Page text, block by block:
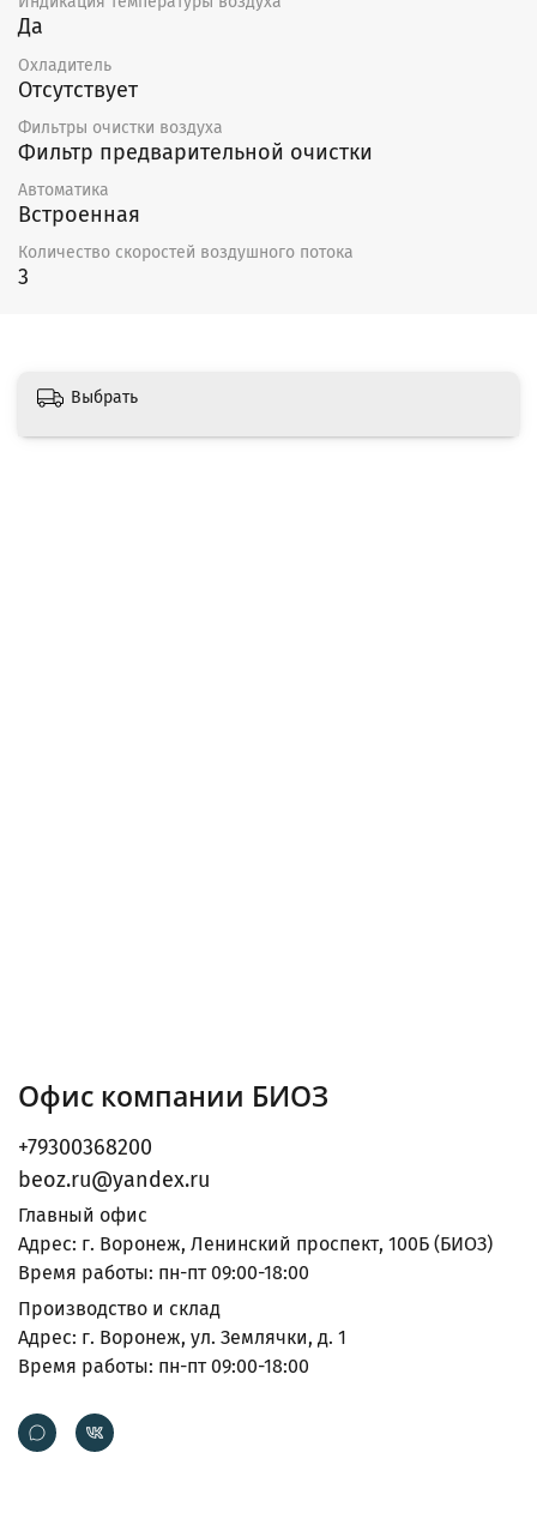
нельзя применять острые предметы
давлением;
нельзя погружать двигатель в воду или другую
Подшипники в случае повреждения подлежат замене.
Гарантия — 12 месяцев
Да
Охладитель
Отсутствует
Фильтры очистки воздуха
Фильтр предварительной очистки
Автоматика
Встроенная
Количество скоростей воздушного потока
3
Выбрать
Офис компании БИОЗ
+79300368200
beoz.ru@yandex.ru
Главный офис
Адрес: г. Воронеж, Ленинский проспект, 100Б (БИОЗ)
Время работы: пн-пт 09:00-18:00
Производство и склад
Адрес: г. Воронеж, ул. Землячки, д. 1
Время работы: пн-пт 09:00-18:00